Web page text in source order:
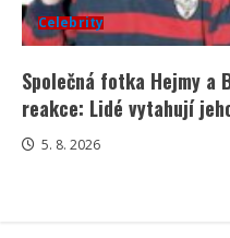
Celebrity
Společná fotka Hejmy a
reakce: Lidé vytahují
5. 8. 2026